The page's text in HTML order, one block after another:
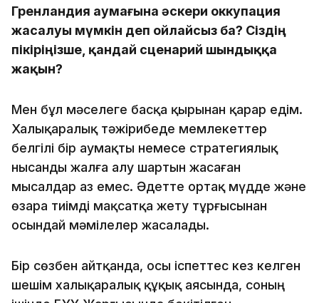
Гренландия аумағына әскери оккупация
жасалуы мүмкін деп ойлайсыз ба? Сіздің
пікіріңізше, қандай сценарий шындыққа
жақын?
Мен бұл мәселеге басқа қырынан қарар едім.
Халықаралық тәжірибеде мемлекеттер
белгілі бір аумақты немесе стратегиялық
нысанды жалға алу шартын жасаған
мысалдар аз емес. Әдетте ортақ мүдде және
өзара тиімді мақсатқа жету тұрғысынан
осындай мәмілелер жасалады.
Бір сөзбен айтқанда, осы іспеттес кез келген
шешім халықаралық құқық аясында, соның